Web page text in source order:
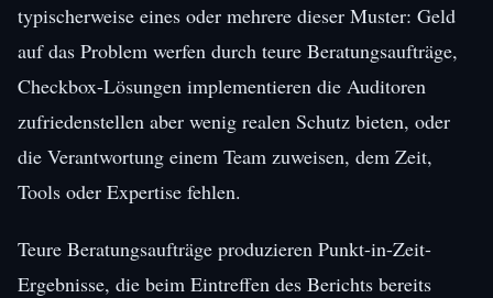
typischerweise eines oder mehrere dieser Muster: Geld
auf das Problem werfen durch teure Beratungsaufträge,
Checkbox-Lösungen implementieren die Auditoren
zufriedenstellen aber wenig realen Schutz bieten, oder
die Verantwortung einem Team zuweisen, dem Zeit,
Tools oder Expertise fehlen.
Teure Beratungsaufträge produzieren Punkt-in-Zeit-
Ergebnisse, die beim Eintreffen des Berichts bereits